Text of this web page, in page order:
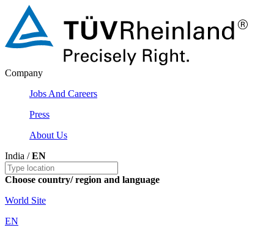
Company
Jobs And Careers
Press
About Us
India /EN
Choose country/ region and language
World Site
EN